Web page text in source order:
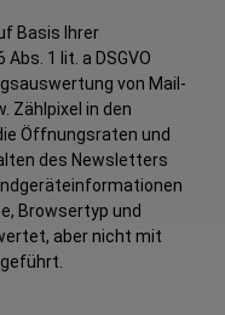
Basis Ihrer
1 lit. a DSGVO
von Mail-
Zählpixel in den
Öffnungsraten und
des Newsletters
Browsertyp und
aber nicht mit